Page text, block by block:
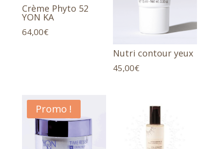
Crème Phyto 52
YON KA
64,00€
Nutri contour yeux
45,00€
Promo !